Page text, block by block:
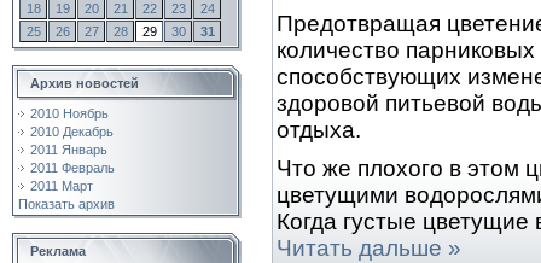
18
19 20 21 22 23
24
25
26 27 28 29 30 31
Архив новостей
2010 Ноябрь
2010 Декабрь
2011 Январь
2011 Февраль
2011 Март
Показать архив
Реклама
Предотвращая
количество
способствующих
здоровой питьевой
отдыха.
Что же плохого в этом
цветущими
Когда густые
Читать дальше »